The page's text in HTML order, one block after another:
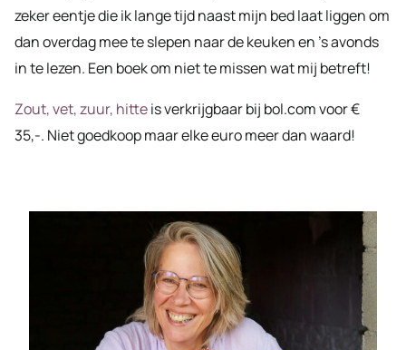
zeker eentje die ik lange tijd naast mijn bed laat liggen om
dan overdag mee te slepen naar de keuken en ’s avonds
in te lezen. Een boek om niet te missen wat mij betreft!
Zout, vet, zuur, hitteis verkrijgbaar bij bol.com voor €
35,-. Niet goedkoop maar elke euro meer dan waard!